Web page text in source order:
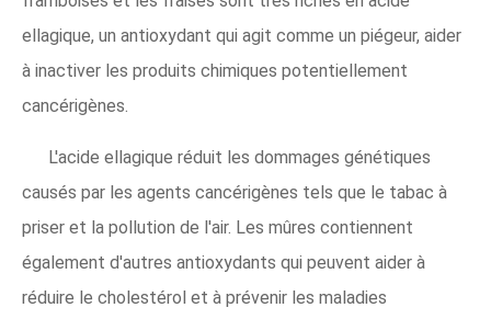
ellagique, un antioxydant qui agit comme un piégeur, aider
à inactiver les produits chimiques potentiellement
cancérigènes.
L'acide ellagique réduit les dommages génétiques
causés par les agents cancérigènes tels que le tabac à
priser et la pollution de l'air. Les mûres contiennent
également d'autres antioxydants qui peuvent aider à
réduire le cholestérol et à prévenir les maladies